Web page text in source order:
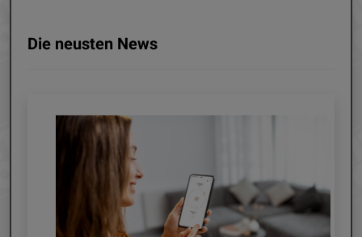
Die neusten News